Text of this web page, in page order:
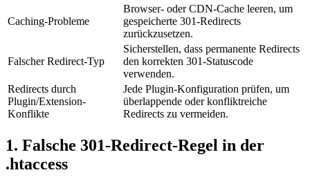
Caching-Probleme
Browser- oder CDN-Cache leeren, um
gespeicherte 301-Redirects
zurückzusetzen.
Falscher Redirect-Typ
Sicherstellen, dass permanente Redirects
den korrekten 301-Statuscode
verwenden.
Redirects durch
Plugin/Extension-
Konflikte
Jede Plugin-Konfiguration prüfen, um
überlappende oder konfliktreiche
Redirects zu vermeiden.
1. Falsche 301-Redirect-Regel in der
.htaccess